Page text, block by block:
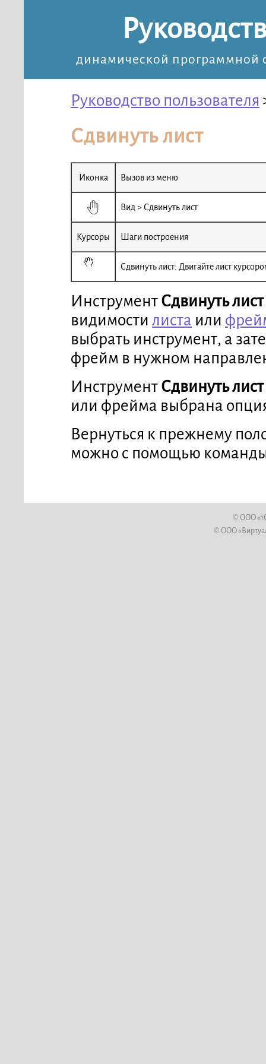
динамической программной
Руководство пользователя
Сдвинуть лист
Иконка Вызов из меню
Вид > Сдвинуть лист
Курсоры Шаги построения
Сдвинуть лист: Двигайте лист
Инструмент Сдвинуть лист
видимости листа или
выбрать инструмент, а
фрейм в нужном
Инструмент Сдвинуть лист
или фрейма выбрана
Вернуться к прежнему
можно с помощью
© ООО
© ООО